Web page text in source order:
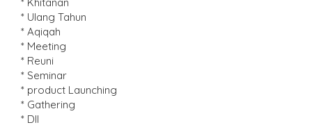
* Ulang Tahun
* Aqiqah
* Meeting
* Reuni
* Seminar
* product Launching
* Gathering
* Dll